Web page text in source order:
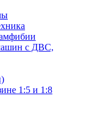
с ДВС,
1:5 и 1:8